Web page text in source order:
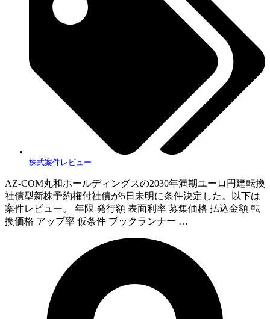
株式案件レビュー
AZ-COM丸和ホールディングスの2030年満期ユーロ円建転換
社債型新株予約権付社債が5日未明に条件決定した。以下は
案件レビュー。 年限 発行額 表面利率 募集価格 払込金額 転
換価格 アップ率 仮条件 ブックランナー …